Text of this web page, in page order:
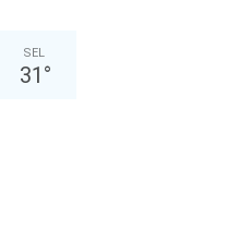
SEL
31 °